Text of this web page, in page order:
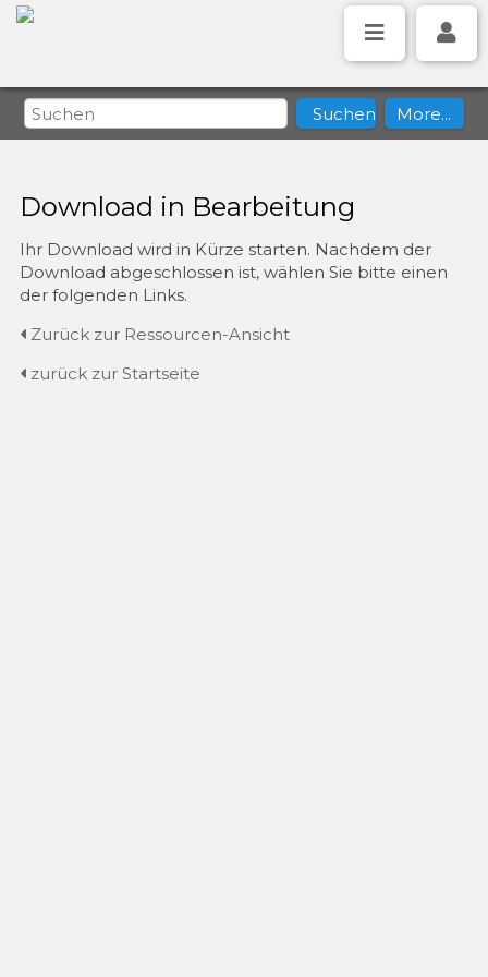
Download in Bearbeitung
Ihr Download wird in Kürze starten. Nachdem der
Download abgeschlossen ist, wählen Sie bitte einen
der folgenden Links.
Zurück zur Ressourcen-Ansicht
zurück zur Startseite